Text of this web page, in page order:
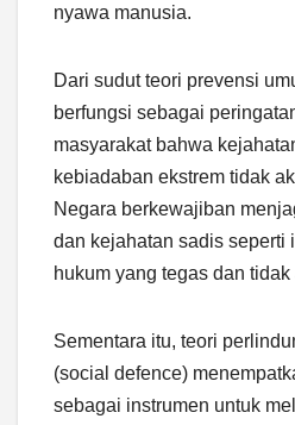
nyawa manusia.
Dari sudut teori prevensi
berfungsi sebagai
masyarakat bahwa
kebiadaban ekstrem tidak
Negara berkewajiban
dan kejahatan sadis seperti
hukum yang tegas dan tidak
Sementara itu, teori
(social defence)
sebagai instrumen untuk